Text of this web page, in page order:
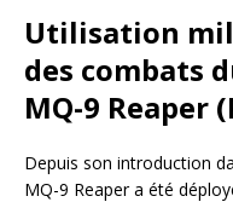
Utilisation
des combats
MQ-9 Reaper
Depuis son introduction
MQ-9 Reaper a été